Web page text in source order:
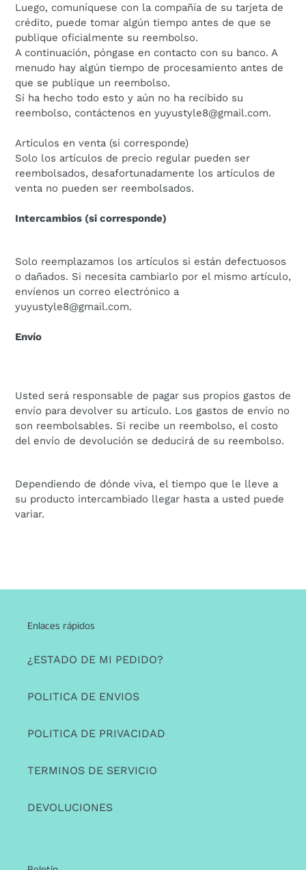
Luego, comuníquese con la compañía de su tarjeta de
crédito, puede tomar algún tiempo antes de que se
publique oficialmente su reembolso.
A continuación, póngase en contacto con su banco. A
menudo hay algún tiempo de procesamiento antes de
que se publique un reembolso.
Si ha hecho todo esto y aún no ha recibido su
reembolso, contáctenos en yuyustyle8@gmail.com.
Artículos en venta (si corresponde)
Solo los artículos de precio regular pueden ser
reembolsados, desafortunadamente los artículos de
venta no pueden ser reembolsados.
Intercambios (si corresponde)
Solo reemplazamos los artículos si están defectuosos
o dañados. Si necesita cambiarlo por el mismo artículo,
envíenos un correo electrónico a
yuyustyle8@gmail.com.
Envío
Usted será responsable de pagar sus propios gastos de
envío para devolver su artículo. Los gastos de envío no
son reembolsables. Si recibe un reembolso, el costo
del envío de devolución se deducirá de su reembolso.
Dependiendo de dónde viva, el tiempo que le lleve a
su producto intercambiado llegar hasta a usted puede
variar.
Enlaces rápidos
¿ESTADO DE MI PEDIDO?
POLITICA DE ENVIOS
POLITICA DE PRIVACIDAD
TERMINOS DE SERVICIO
DEVOLUCIONES